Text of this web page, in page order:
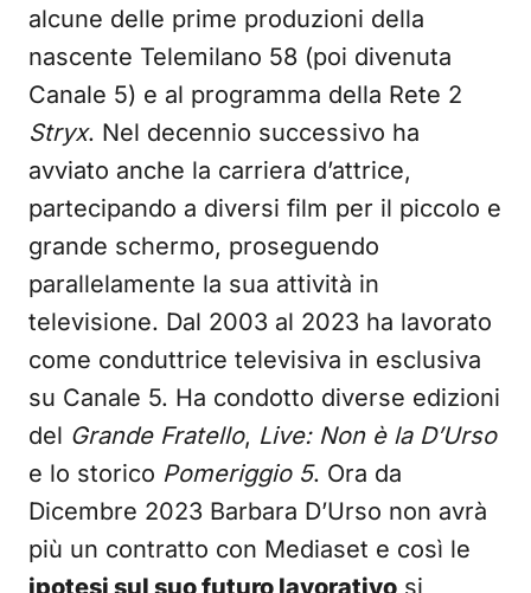
alcune delle prime produzioni della
nascente Telemilano 58 (poi divenuta
Canale 5) e al programma della Rete 2
Stryx. Nel decennio successivo ha
avviato anche la carriera d’attrice,
partecipando a diversi film per il piccolo e
grande schermo, proseguendo
parallelamente la sua attività in
televisione. Dal 2003 al 2023 ha lavorato
come conduttrice televisiva in esclusiva
su Canale 5. Ha condotto diverse edizioni
del Grande Fratello, Live: Non è la D’Urso
e lo storico Pomeriggio 5. Ora da
Dicembre 2023 Barbara D’Urso non avrà
più un contratto con Mediaset e così le
ipotesi sul suo futuro lavorativo si